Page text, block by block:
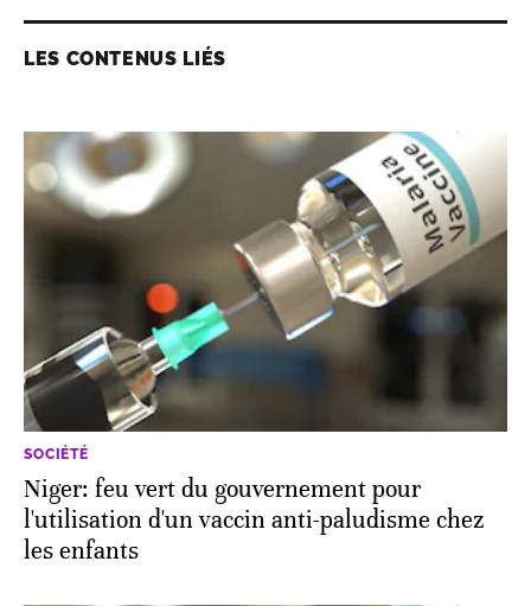
LES CONTENUS LIÉS
SOCIÉTÉ
Niger: feu vert du gouvernement pour
l'utilisation d'un vaccin anti-paludisme chez
les enfants